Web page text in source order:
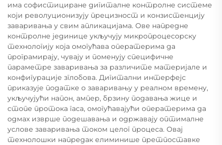
има софистициране дигиталне контролне системе
који револуционизују прецизност и конзистенцију
заваривања у свим апликацијама. Ове напредне
контролне јединице укључују микропроцесорску
технологију која омогућава оператерима да
програмирају, чувају и поменују специфичне
параметре заваривања за различите материјале и
конфигурације зглобова. Дигитални интерфејс
приказује податке о заваривању у реалном времену,
укључујући напон, ампер, брзину подавања жице и
стопе протока гаса, омогућавајући оператерима да
одмах изврше подешавања и одржавају оптималне
услове заваривања током целог процеса. Овај
технолошки напредак елиминише претпоставке